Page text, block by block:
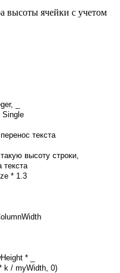
высоты ячейки с учетом
,
Single
текста
высоту строки,
* 1.3
*
k / myWidth, 0)